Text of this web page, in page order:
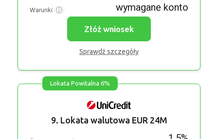
Warunki wymagane konto
Złóż wniosek
Sprawdź szczegóły
Lokata Powitalna 6%
9. Lokata walutowa EUR 24M